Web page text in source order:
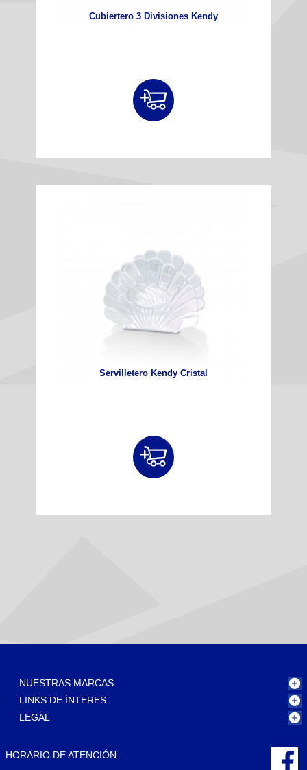
Cubiertero 3 Divisiones Kendy
Servilletero Kendy Cristal
NUESTRAS MARCAS
LINKS DE ÍNTERES
LEGAL
HORARIO DE ATENCIÓN